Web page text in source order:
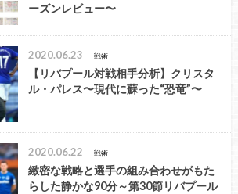
ーズンレビュー〜
2020.06.23 戦術
【リバプール対戦相手分析】クリスタ
ル・パレス〜現代に蘇った“恐竜”〜
2020.06.22 戦術
緻密な戦略と選手の組み合わせがもた
らした静かな90分～第30節リバプール